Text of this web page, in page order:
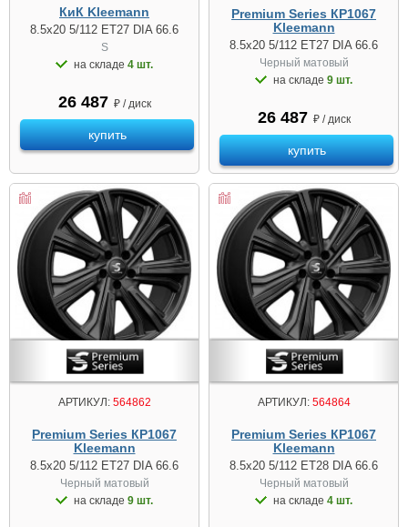
КиК Kleemann
8.5x20 5/112 ET27 DIA 66.6
S
на складе 4 шт.
26 487 ₽ / диск
купить
Premium Series КР1067
Kleemann
8.5x20 5/112 ET27 DIA 66.6
Черный матовый
на складе 9 шт.
26 487 ₽ / диск
купить
АРТИКУЛ:564862
Premium Series КР1067
Kleemann
8.5x20 5/112 ET27 DIA 66.6
Черный матовый
на складе 9 шт.
АРТИКУЛ:564864
Premium Series КР1067
Kleemann
8.5x20 5/112 ET28 DIA 66.6
Черный матовый
на складе 4 шт.